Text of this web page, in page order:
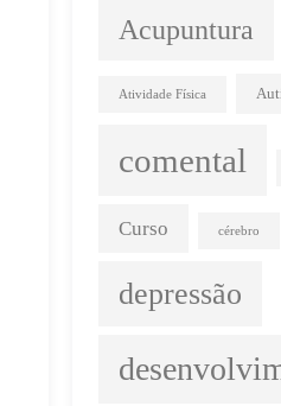
Acupuntura
Atividade Física
comental
Curso cérebro
depressão